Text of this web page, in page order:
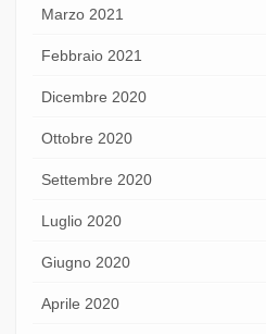
Marzo 2021
Febbraio 2021
Dicembre 2020
Ottobre 2020
Settembre 2020
Luglio 2020
Giugno 2020
Aprile 2020